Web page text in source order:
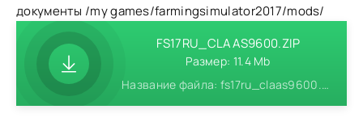
документы /my games/farmingsimulator2017/mods/
FS17RU_CLAAS9600.ZIP
Размер: 11.4 Mb
Название файла: fs17ru_claas9600.zip